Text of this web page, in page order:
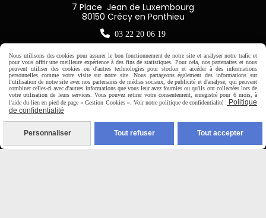
7 Place Jean de Luxembourg
80150 Crécy en Ponthieu
 03 22 20 06 19
Horaire d'ouverture:
Du Mardi au Samedi de
9H00 - 12H30 / 14H00-18H30

Nous utilisons des cookies pour assurer le bon fonctionnement de notre site et analyser notre trafic et
pour vous offrir une meilleure expérience à des fins de statistiques. Pour cela, nos partenaires et nous
peuvent utiliser des cookies ou d'autres technologies pour stocker et accéder à des informations
personnelles comme votre visite sur notre site. Nous partageons également des informations sur
l'utilisation de notre site avec nos partenaires de médias sociaux, de publicité et d'analyse, qui peuvent
combiner celles-ci avec d'autres informations que vous leur avez fournies ou qu'ils ont collectées lors de
votre utilisation de leurs services. Vous pouvez retirer votre consentement, enregistré pour 6 mois, à
l'aide du lien en pied de page « Gestion Cookies ». Voir notre politique de confidentialité : Politique
de confidentialité
Personnaliser Tout refuser Tout accepter